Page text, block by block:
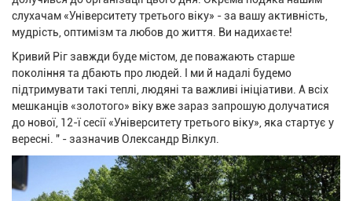
слухачам «Університету третього віку» - за вашу активність,
мудрість, оптимізм та любов до життя. Ви надихаєте!
Кривий Ріг завжди буде містом, де поважають старше
покоління та дбають про людей. І ми й надалі будемо
підтримувати такі теплі, людяні та важливі ініціативи. А всіх
мешканців «золотого» віку вже зараз запрошую долучатися
до нової, 12-ї сесії «Університету третього віку», яка стартує у
вересні. " - зазначив Олександр Вілкул.